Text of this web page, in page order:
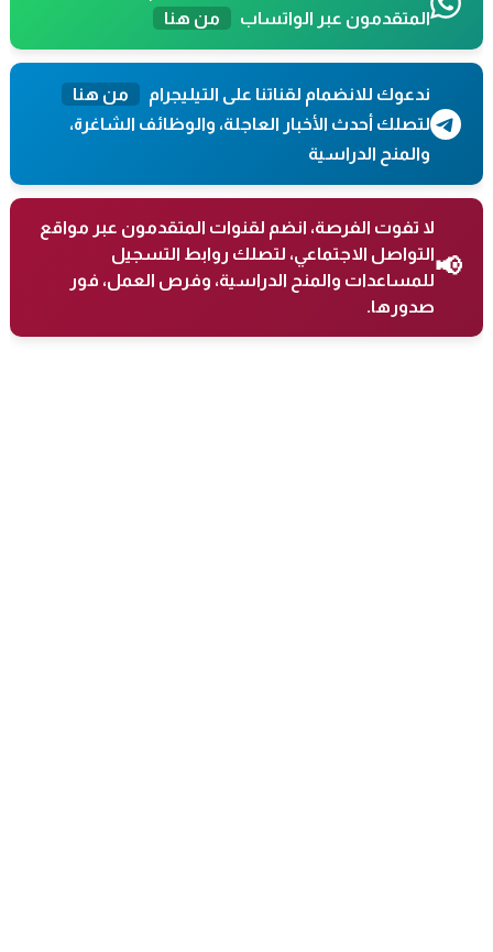
المتقدمون عبر الواتساب
من هنا
ندعوك للانضمام لقناتنا على التيليجرام
من هنا
لتصلك أحدث الأخبار العاجلة، والوظائف الشاغرة،
والمنح الدراسية
📢
لا تفوت الفرصة، انضم لقنوات المتقدمون عبر مواقع
التواصل الاجتماعي، لتصلك روابط التسجيل
للمساعدات والمنح الدراسية، وفرص العمل، فور
صدورها.